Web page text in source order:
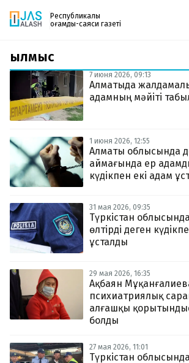
Республикалық
қоғамдық-саяси газеті
Жаңалықтар
Спорт
Live
Руханият
Аймақ
Архив
Заң және тәртіп
Редакциямен байланыс
+7 708 604 51 06
Жарнама бөлімі
Пошта
zhasalash100@gmail.com
Газетке жазылу
PDF форматтағы газетті ай сайын
поштаңызға алып отырыңыз. Жаңа
шыққан сәтте сізге бірден жіберіледі. Тек
қылмыс
7 июня 2026, 09:13
Алматыда
адамның мәйіті
1 июня 2026, 12:55
Алматы облысында
аймағында ер
күдікпен екі адам
31 мая 2026, 09:35
Түркістан
өлтірді деген
ұсталды
29 мая 2026, 16:35
Ақбаян
психиатриялық
алғашқы
болды
27 мая 2026, 11:01
Түркістан